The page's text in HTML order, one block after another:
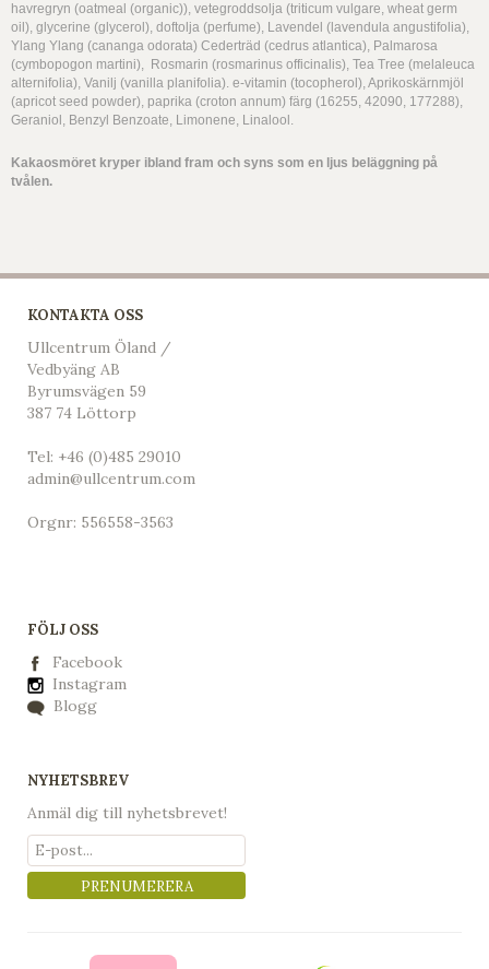
havregryn (oatmeal (organic)), vetegroddsolja (triticum vulgare, wheat germ
oil), glycerine (glycerol), doftolja (perfume), Lavendel (lavendula angustifolia),
Ylang Ylang (cananga odorata) Cederträd (cedrus atlantica), Palmarosa
(cymbopogon martini), Rosmarin (rosmarinus officinalis), Tea Tree (melaleuca
alternifolia), Vanilj (vanilla planifolia). e-vitamin (tocopherol), Aprikoskärnmjöl
(apricot seed powder), paprika (croton annum) färg (16255, 42090, 177288),
Geraniol, Benzyl Benzoate, Limonene, Linalool.
Kakaosmöret kryper ibland fram och syns som en ljus beläggning på
tvålen.
KONTAKTA OSS
Ullcentrum Öland /
Vedbyäng AB
Byrumsvägen 59
387 74 Löttorp
Tel: +46 (0)485 29010
admin@ullcentrum.com
Orgnr: 556558-3563
FÖLJ OSS
Facebook
Instagram
Blogg
NYHETSBREV
Anmäl dig till nyhetsbrevet!
PRENUMERERA